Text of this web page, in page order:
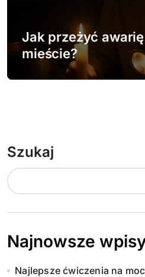
Jak przeżyć
mieście?
Szukaj
Najnowsze
Najlepsze ćwiczenia na